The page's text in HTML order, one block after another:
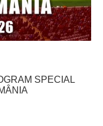
SPECIAL